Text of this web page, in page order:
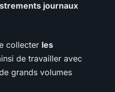
journaux
collecter les
de travailler avec
grands volumes